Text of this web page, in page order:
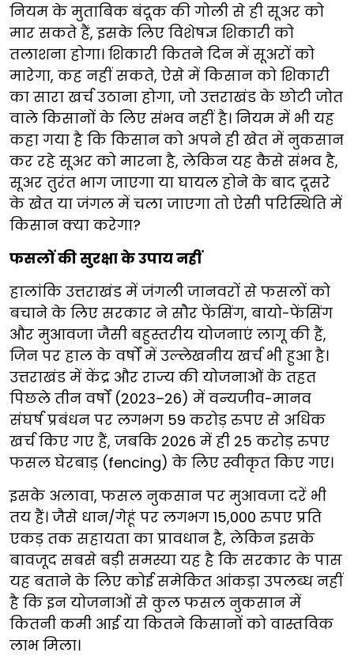
नियम के मुताबिक बंदूक की गोली से ही सूअर को
मार सकते हैं, इसके लिए विशेषज्ञ शिकारी को
तलाशना होगा। शिकारी कितने दिन में सूअरों को
मारेगा, कह नहीं सकते, ऐसे में किसान को शिकारी
का सारा खर्च उठाना होगा, जो उत्तराखंड के छोटी जोत
वाले किसानों के लिए संभव नहीं है। नियम में भी यह
कहा गया है कि किसान को अपने ही खेत में नुकसान
कर रहे सूअर को मारना है, लेकिन यह कैसे संभव है,
सूअर तुरंत भाग जाएगा या घायल होने के बाद दूसरे
के खेत या जंगल में चला जाएगा तो ऐसी परिस्थिति में
किसान क्या करेगा?
फसलों की सुरक्षा के उपाय नहीं
हालांकि उत्तराखंड में जंगली जानवरों से फसलों को
बचाने के लिए सरकार ने सौर फेंसिंग, बायो-फेंसिंग
और मुआवजा जैसी बहुस्तरीय योजनाएं लागू की हैं,
जिन पर हाल के वर्षों में उल्लेखनीय खर्च भी हुआ है।
उत्तराखंड में केंद्र और राज्य की योजनाओं के तहत
पिछले तीन वर्षों (2023–26) में वन्यजीव-मानव
संघर्ष प्रबंधन पर लगभग 59 करोड़ रुपए से अधिक
खर्च किए गए हैं, जबकि 2026 में ही 25 करोड़ रुपए
फसल घेरबाड़ (fencing) के लिए स्वीकृत किए गए।
इसके अलावा, फसल नुकसान पर मुआवजा दरें भी
तय हैं। जैसे धान/गेहूं पर लगभग 15,000 रुपए प्रति
एकड़ तक सहायता का प्रावधान है, लेकिन इसके
बावजूद सबसे बड़ी समस्या यह है कि सरकार के पास
यह बताने के लिए कोई समेकित आंकड़ा उपलब्ध नहीं
है कि इन योजनाओं से कुल फसल नुकसान में
कितनी कमी आई या कितने किसानों को वास्तविक
लाभ मिला।